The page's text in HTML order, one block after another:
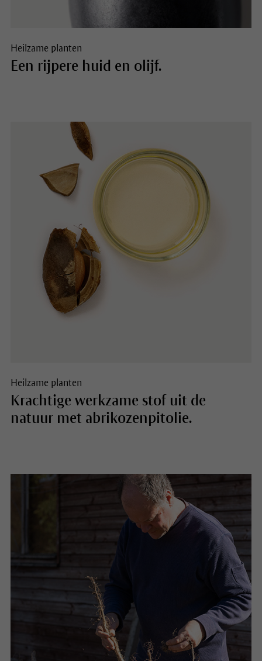
Heilzame planten
Een rijpere huid en olijf.
Heilzame planten
Krachtige werkzame stof uit de
natuur met abrikozenpitolie.